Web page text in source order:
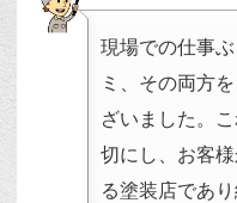
現場での仕事
ミ、その両方
ざいました。
切にし、お客
る塗装店であ